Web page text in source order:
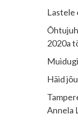
Lastele
2020a
Häid
Annela